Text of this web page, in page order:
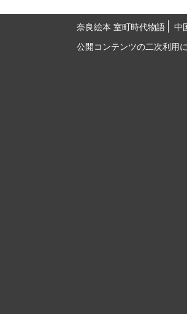
奈良絵本 室町時代物語
中
公開コンテンツの二次利用